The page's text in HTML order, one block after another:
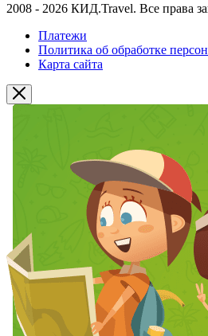
2008 - 2026 КИД.Travel. Все права
Платежи
Политика об обработке
Карта сайта